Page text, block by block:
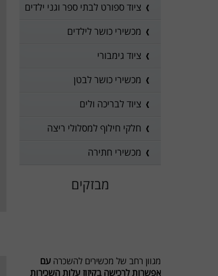
ציוד ספורט לבתי ספר וגני ילדים
מכשירי כושר לילדים
ציוד גימבורי
מכשירי כושר לבטן
ציוד לבריכה ולים
חלקי חילוף למסלולי ריצה
מכשירי חתירה
מבזקים
מגוון רחב של מכשירים להשכרה עם
אפשרות לרכישה בקיזוז עלות השכירות